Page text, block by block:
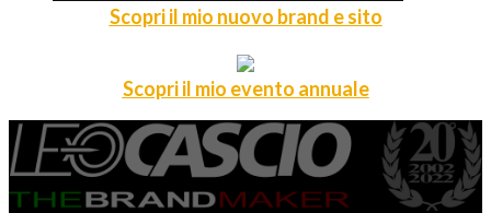
Scopri il mio nuovo brand e sito
Scopri il mio evento annuale